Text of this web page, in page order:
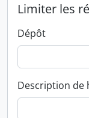
Limiter les
Dépôt
Description de